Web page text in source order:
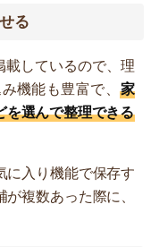
る
載しているので、理
機能も豊富で、家
を選んで整理できる
に入り機能で保存す
複数あった際に、